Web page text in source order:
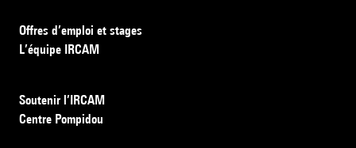
Offres d’emploi et stages
L’équipe IRCAM
Soutenir l’IRCAM
Centre Pompidou